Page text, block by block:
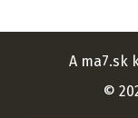
A ma7.sk
©